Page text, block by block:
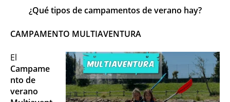
¿Qué tipos de campamentos de verano hay?
CAMPAMENTO MULTIAVENTURA
El
Campame
nto de
verano